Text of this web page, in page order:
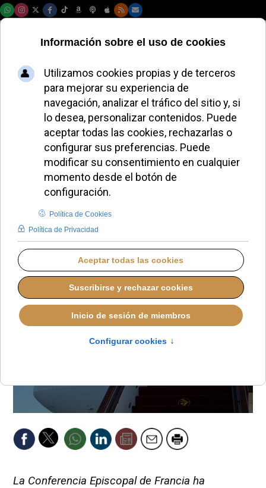
León XIV viajará a
Francia del 25 al 28
de septiembre con
paradas en París,
Lourdes y Metz
La Conferencia Episcopal de Francia ha